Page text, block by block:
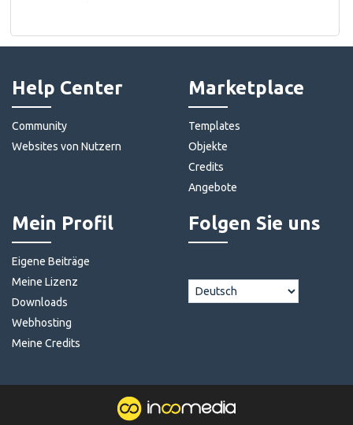
Help Center
Community
Websites von Nutzern
Marketplace
Templates
Objekte
Credits
Angebote
Mein Profil
Eigene Beiträge
Meine Lizenz
Downloads
Webhosting
Meine Credits
Folgen Sie uns